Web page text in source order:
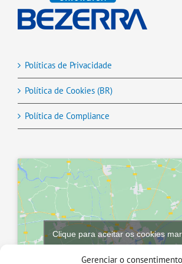
Gerenciar o consentimento
Políticas de Privacidade
Política de Cookies (BR)
Política de Compliance
Clique para aceitar os cookies
ativar este conteúdo